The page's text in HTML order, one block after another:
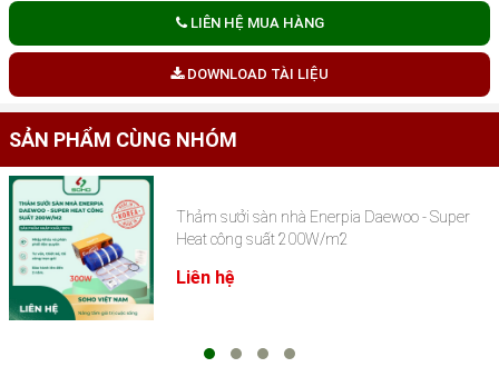
LIÊN HỆ MUA HÀNG
DOWNLOAD TÀI LIỆU
SẢN PHẨM CÙNG NHÓM
Thảm sưởi sàn nhà Enerpia Daewoo - Super
Heat công suất 200W/m2
Liên hệ